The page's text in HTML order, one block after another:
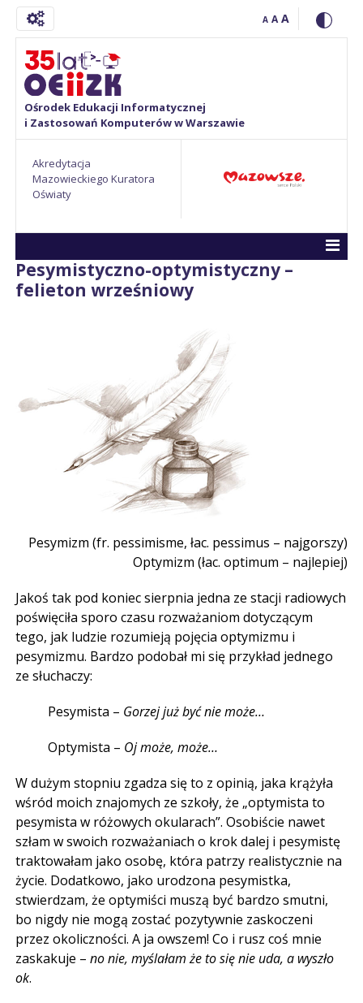
A A A
Ośrodek Edukacji Informatycznej
i Zastosowań Komputerów w Warszawie
Akredytacja
Mazowieckiego Kuratora
Oświaty
Pesymistyczno-optymistyczny –
felieton wrześniowy
Pesymizm (fr. pessimisme, łac. pessimus – najgorszy)
Optymizm (łac. optimum – najlepiej)
Jakoś tak pod koniec sierpnia jedna ze stacji radiowych
poświęciła sporo czasu rozważaniom dotyczącym
tego, jak ludzie rozumieją pojęcia optymizmu i
pesymizmu. Bardzo podobał mi się przykład jednego
ze słuchaczy:
Pesymista – Gorzej już być nie może…
Optymista – Oj może, może…
W dużym stopniu zgadza się to z opinią, jaka krążyła
wśród moich znajomych ze szkoły, że „optymista to
pesymista w różowych okularach”. Osobiście nawet
szłam w swoich rozważaniach o krok dalej i pesymistę
traktowałam jako osobę, która patrzy realistycznie na
życie. Dodatkowo, jako urodzona pesymistka,
stwierdzam, że optymiści muszą być bardzo smutni,
bo nigdy nie mogą zostać pozytywnie zaskoczeni
przez okoliczności. A ja owszem! Co i rusz coś mnie
zaskakuje –no nie, myślałam że to się nie uda, a wyszło
ok.